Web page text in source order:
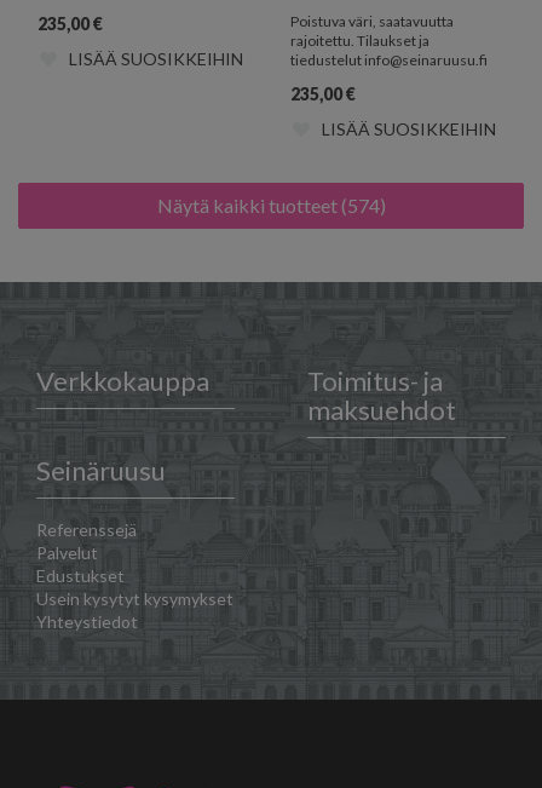
235,00€
LISÄÄ SUOSIKKEIHIN
Poistuva väri, saatavuutta
rajoitettu. Tilaukset ja
tiedustelut info@seinaruusu.fi
235,00€
LISÄÄ SUOSIKKEIHIN
Näytä kaikki tuotteet (574)
Verkkokauppa
Toimitus- ja
maksuehdot
Seinäruusu
Referenssejä
Palvelut
Edustukset
Usein kysytyt kysymykset
Yhteystiedot